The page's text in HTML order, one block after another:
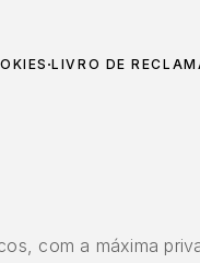
LIVRO DE
com a máxima